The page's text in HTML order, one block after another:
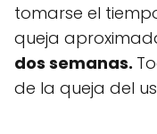
tomarse el
queja
dos semanas.
de la queja del